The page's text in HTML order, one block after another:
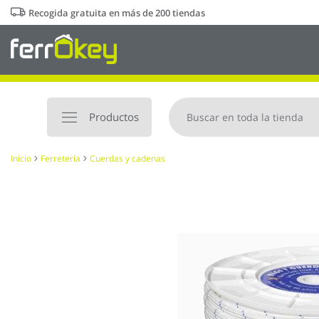
Ir
al
contenido
Recogida gratuita en más de 200 tiendas
Productos
Inicio Ferretería Cuerdas y cadenas